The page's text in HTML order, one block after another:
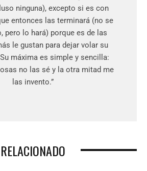
ninguna), excepto si es con
entonces las terminará (no se
pero lo hará) porque es de las
le gustan para dejar volar su
máxima es simple y sencilla:
no las sé y la otra mitad me
las invento.”
RELACIONADO